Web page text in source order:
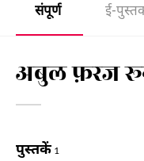
संपूर्ण ई-
अबुल फ़रज
पुस्तकें 1